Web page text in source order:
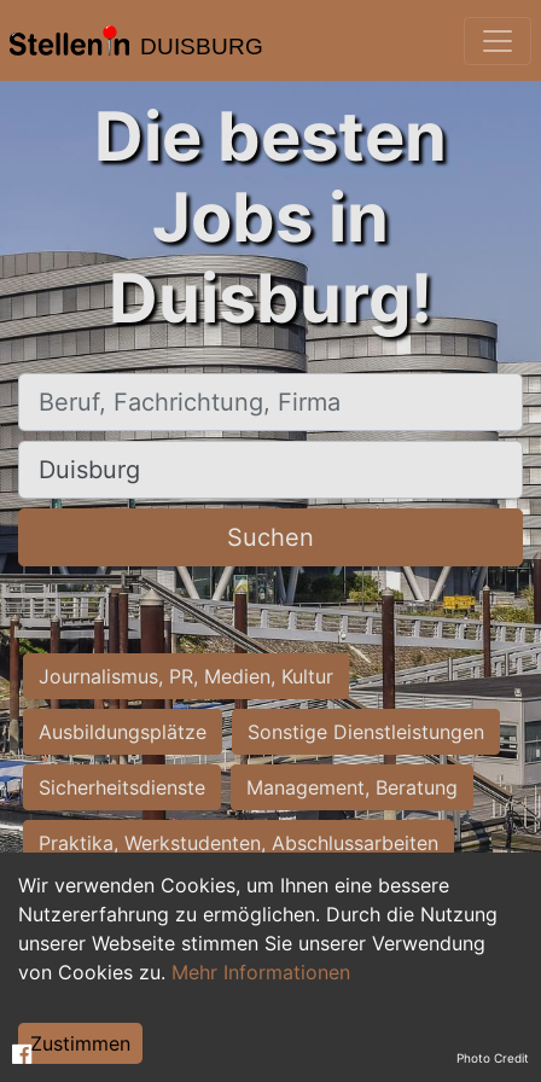
DUISBURG
Wir verwenden Cookies, um Ihnen eine bessere
Nutzererfahrung zu ermöglichen. Durch die Nutzung
unserer Webseite stimmen Sie unserer Verwendung
von Cookies zu. Mehr Informationen
Zustimmen
Die besten
Jobs in
Duisburg!
Beruf, Fachrichtung, Firma
Ort, Stadt
Suchen
Journalismus, PR, Medien, Kultur
Ausbildungsplätze Sonstige Dienstleistungen
Sicherheitsdienste Management, Beratung
Praktika, Werkstudenten, Abschlussarbeiten
Personalwesen Assistenz, Sekretariat
Hilfskräfte, Aushilfs- und Nebenjobs
Weiterbildung, Studium, duale Ausbildung Photo Credit